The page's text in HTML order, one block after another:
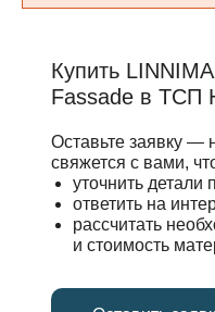
Оставьте заявку
свяжется с вами,
уточнить детали
ответить на
рассчитать
и стоимость
Купить
Fassade в ТСП